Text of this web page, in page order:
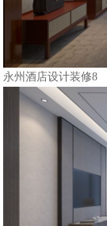
永州酒店设计装修8